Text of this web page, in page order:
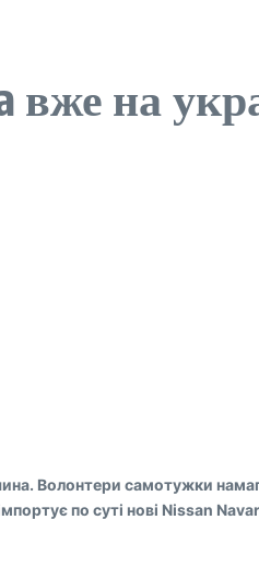
вже на
Волонтери самотужки
по суті нові Nissan